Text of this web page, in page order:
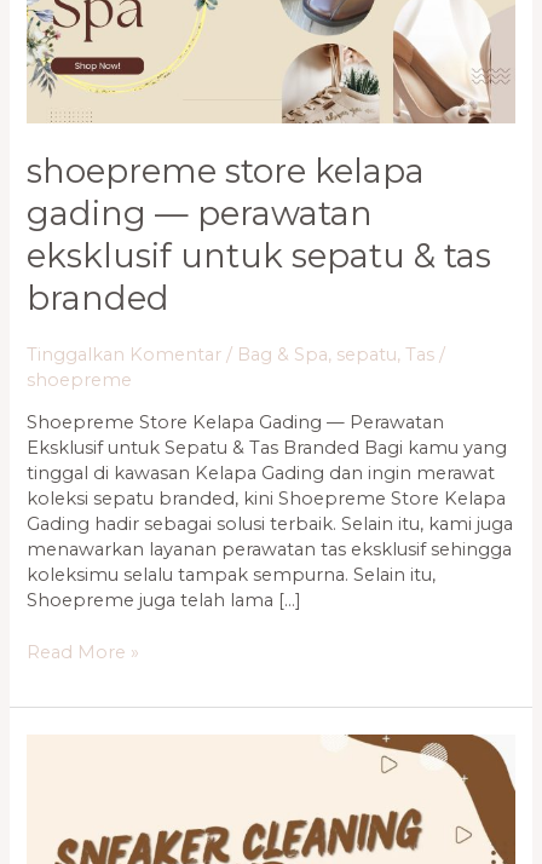
shoepreme store kelapa
gading — perawatan
eksklusif untuk sepatu & tas
branded
Tinggalkan Komentar / Bag & Spa, sepatu,Tas /
shoepreme
Shoepreme Store Kelapa Gading — Perawatan
Eksklusif untuk Sepatu & Tas Branded Bagi kamu yang
tinggal di kawasan Kelapa Gading dan ingin merawat
koleksi sepatu branded, kini Shoepreme Store Kelapa
Gading hadir sebagai solusi terbaik. Selain itu, kami juga
menawarkan layanan perawatan tas eksklusif sehingga
koleksimu selalu tampak sempurna. Selain itu,
Shoepreme juga telah lama […]
Perawatan
Eksklusif
untuk
Sepatu
&
Branded
Read More »
Perawatan